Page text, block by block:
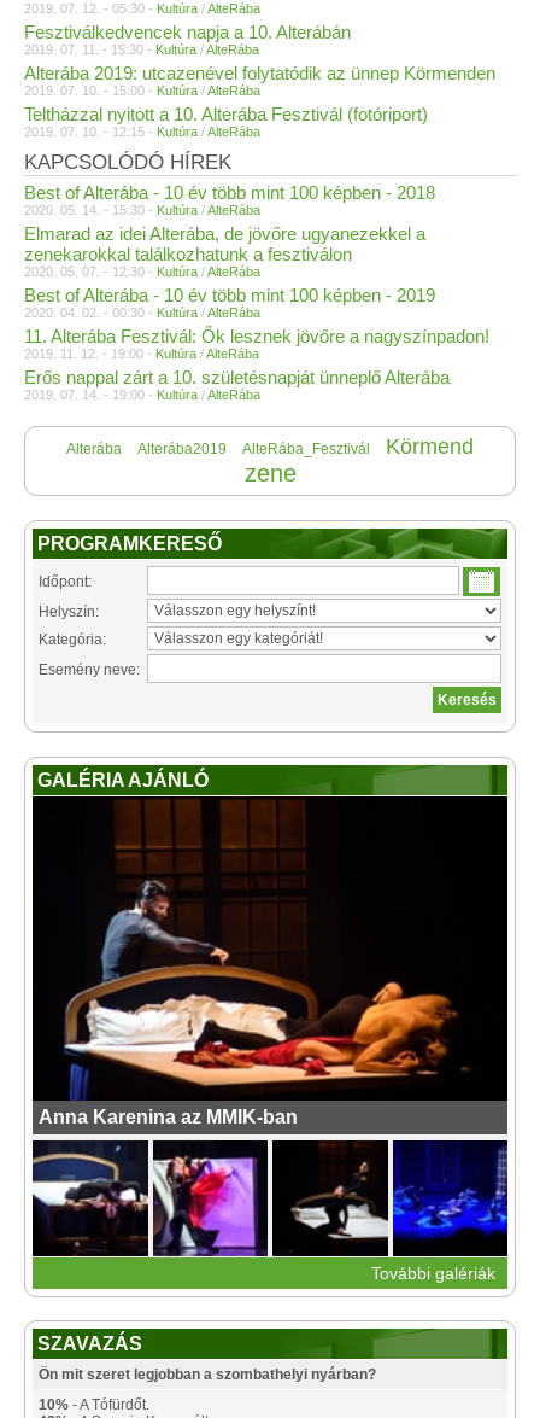
2019. 07. 12. - 05:30 - Kultúra /AlteRába
Fesztiválkedvencek napja a 10. Alterábán
2019. 07. 11. - 15:30 - Kultúra /AlteRába
Alterába 2019: utcazenével folytatódik az ünnep Körmenden
2019. 07. 10. - 15:00 - Kultúra /AlteRába
Teltházzal nyitott a 10. Alterába Fesztivál (fotóriport)
2019. 07. 10. - 12:15 - Kultúra /AlteRába
KAPCSOLÓDÓ HÍREK
Best of Alterába - 10 év több mint 100 képben - 2018
2020. 05. 14. - 15:30 - Kultúra /AlteRába
Elmarad az idei Alterába, de jövőre ugyanezekkel a
zenekarokkal találkozhatunk a fesztiválon
2020. 05. 07. - 12:30 - Kultúra /AlteRába
Best of Alterába - 10 év több mint 100 képben - 2019
2020. 04. 02. - 00:30 - Kultúra /AlteRába
11. Alterába Fesztivál: Ők lesznek jövőre a nagyszínpadon!
2019. 11. 12. - 19:00 - Kultúra /AlteRába
Erős nappal zárt a 10. születésnapját ünneplő Alterába
2019. 07. 14. - 19:00 - Kultúra /AlteRába
Alterába Alterába2019 AlteRába_Fesztivál Körmend
zene
PROGRAMKERESŐ
Időpont:
Helyszín:
Kategória:
Esemény neve:
GALÉRIA AJÁNLÓ
Anna Karenina az MMIK-ban
További galériák
SZAVAZÁS
Ön mit szeret legjobban a szombathelyi nyárban?
10% - A Tófürdőt.